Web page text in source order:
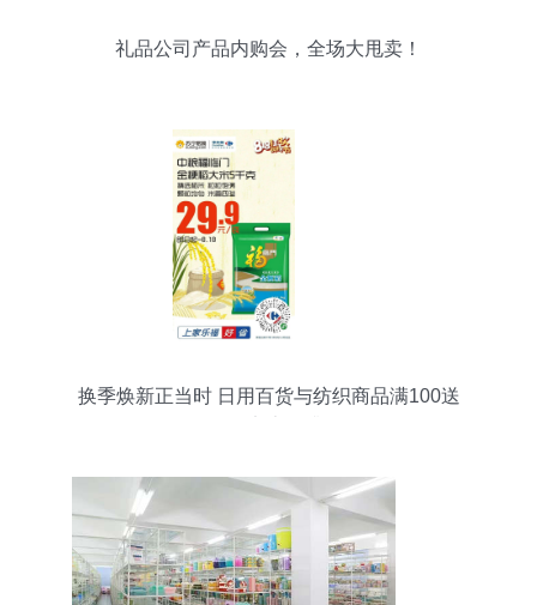
礼品公司产品内购会，全场大甩卖！
换季焕新正当时 日用百货与纺织商品满100送